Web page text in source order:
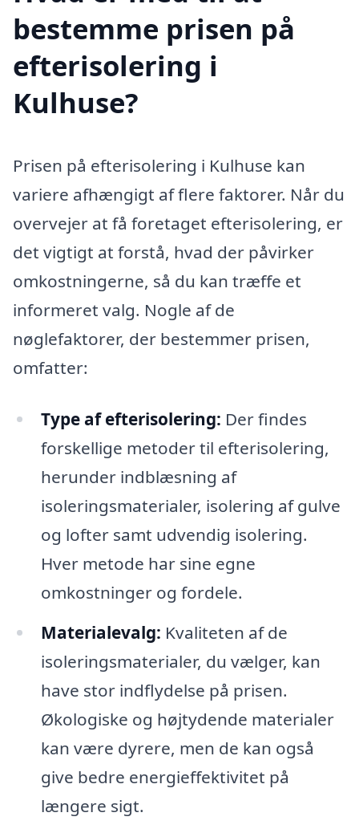
bestemme prisen på
efterisolering i
Kulhuse?
Prisen på efterisolering i Kulhuse kan
variere afhængigt af flere faktorer. Når du
overvejer at få foretaget efterisolering, er
det vigtigt at forstå, hvad der påvirker
omkostningerne, så du kan træffe et
informeret valg. Nogle af de
nøglefaktorer, der bestemmer prisen,
omfatter:
Type af efterisolering: Der findes
forskellige metoder til efterisolering,
herunder indblæsning af
isoleringsmaterialer, isolering af gulve
og lofter samt udvendig isolering.
Hver metode har sine egne
omkostninger og fordele.
Materialevalg: Kvaliteten af de
isoleringsmaterialer, du vælger, kan
have stor indflydelse på prisen.
Økologiske og højtydende materialer
kan være dyrere, men de kan også
give bedre energieffektivitet på
længere sigt.